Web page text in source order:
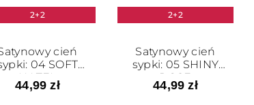
2+2
cień
04 SOFT
HAZEL
44,99 zł
2+2
Satynowy cień
sypki: 05 SHINY
ROSE
44,99 zł